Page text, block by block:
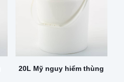
20L Mỹ nguy hiểm thùng